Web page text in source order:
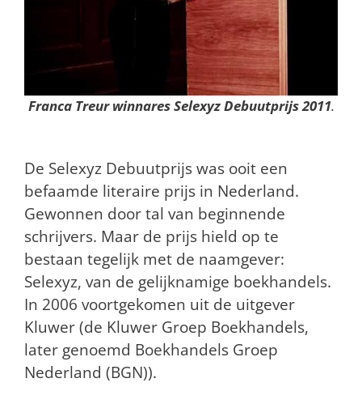
Franca Treur winnares Selexyz Debuutprijs 2011.
De Selexyz Debuutprijs was ooit een
befaamde literaire prijs in Nederland.
Gewonnen door tal van beginnende
schrijvers. Maar de prijs hield op te
bestaan tegelijk met de naamgever:
Selexyz, van de gelijknamige boekhandels.
In 2006 voortgekomen uit de uitgever
Kluwer (de Kluwer Groep Boekhandels,
later genoemd Boekhandels Groep
Nederland (BGN)).